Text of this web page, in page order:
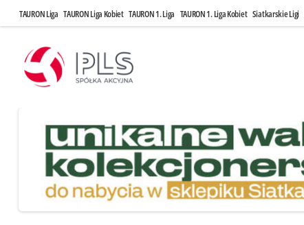
TAURON Liga TAURON Liga Kobiet TAURON 1. Liga TAURON 1. Liga Kobiet Siatkarskie Ligi